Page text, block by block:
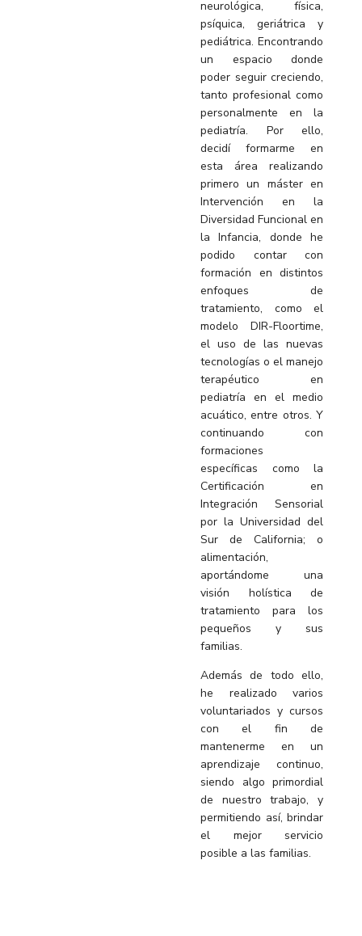
neurológica, física,
psíquica, geriátrica y
pediátrica. Encontrando
un espacio donde
poder seguir creciendo,
tanto profesional como
personalmente en la
pediatría. Por ello,
decidí formarme en
esta área realizando
primero un máster en
Intervención en la
Diversidad Funcional en
la Infancia, donde he
podido contar con
formación en distintos
enfoques de
tratamiento, como el
modelo DIR-Floortime,
el uso de las nuevas
tecnologías o el manejo
terapéutico en
pediatría en el medio
acuático, entre otros. Y
continuando con
formaciones
específicas como la
Certificación en
Integración Sensorial
por la Universidad del
Sur de California; o
alimentación,
aportándome una
visión holística de
tratamiento para los
pequeños y sus
familias.
Además de todo ello,
he realizado varios
voluntariados y cursos
con el fin de
mantenerme en un
aprendizaje continuo,
siendo algo primordial
de nuestro trabajo, y
permitiendo así, brindar
el mejor servicio
posible a las familias.